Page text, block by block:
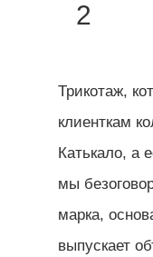
2
Трикотаж,
клиенткам
Катькало, а
мы
марка,
выпускает